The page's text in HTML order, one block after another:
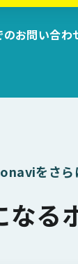
のお問い合わ
をさら
る